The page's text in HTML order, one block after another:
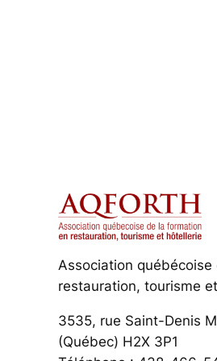
Association
restauration, tourisme
3535, rue Saint-Denis
(Québec) H2X 3P1